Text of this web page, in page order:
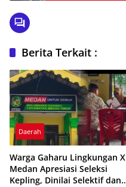
Berita Terkait :
Daerah
Warga Gaharu Lingkungan X
Medan Apresiasi Seleksi
Kepling, Dinilai Selektif dan